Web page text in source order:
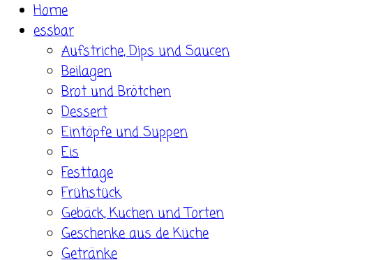
Home
essbar
Aufstriche, Dips und Saucen
Beilagen
Brot und Brötchen
Dessert
Eintöpfe und Suppen
Eis
Festtage
Frühstück
Gebäck, Kuchen und Torten
Geschenke aus de Küche
Getränke